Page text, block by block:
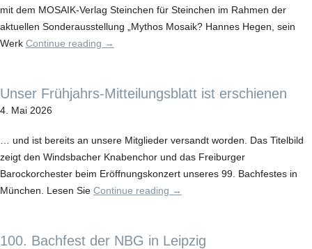
mit dem MOSAIK-Verlag Steinchen für Steinchen im Rahmen der
aktuellen Sonderausstellung „Mythos Mosaik? Hannes Hegen, sein
Werk Continue reading →
Unser Frühjahrs-Mitteilungsblatt ist erschienen
4. Mai 2026
… und ist bereits an unsere Mitglieder versandt worden. Das Titelbild
zeigt den Windsbacher Knabenchor und das Freiburger
Barockorchester beim Eröffnungskonzert unseres 99. Bachfestes in
München. Lesen Sie Continue reading →
100. Bachfest der NBG in Leipzig